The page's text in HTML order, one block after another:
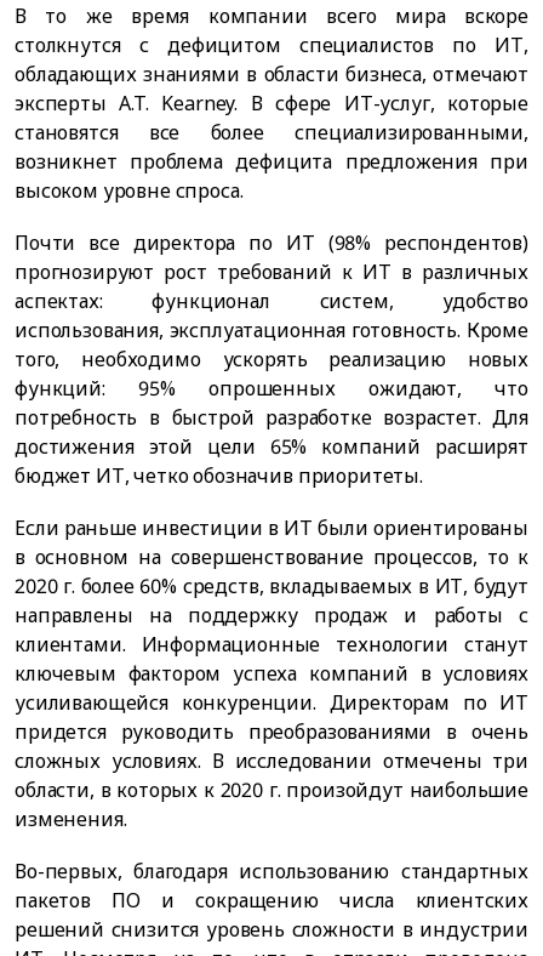
В то же время компании всего мира вскоре
столкнутся с дефицитом специалистов по ИТ,
обладающих знаниями в области бизнеса, отмечают
эксперты A.T. Kearney. В сфере ИТ-услуг, которые
становятся все более специализированными,
возникнет проблема дефицита предложения при
высоком уровне спроса.
Почти все директора по ИТ (98% респондентов)
прогнозируют рост требований к ИТ в различных
аспектах: функционал систем, удобство
использования, эксплуатационная готовность. Кроме
того, необходимо ускорять реализацию новых
функций: 95% опрошенных ожидают, что
потребность в быстрой разработке возрастет. Для
достижения этой цели 65% компаний расширят
бюджет ИТ, четко обозначив приоритеты.
Если раньше инвестиции в ИТ были ориентированы
в основном на совершенствование процессов, то к
2020 г. более 60% средств, вкладываемых в ИТ, будут
направлены на поддержку продаж и работы с
клиентами. Информационные технологии станут
ключевым фактором успеха компаний в условиях
усиливающейся конкуренции. Директорам по ИТ
придется руководить преобразованиями в очень
сложных условиях. В исследовании отмечены три
области, в которых к 2020 г. произойдут наибольшие
изменения.
Во-первых, благодаря использованию стандартных
пакетов ПО и сокращению числа клиентских
решений снизится уровень сложности в индустрии